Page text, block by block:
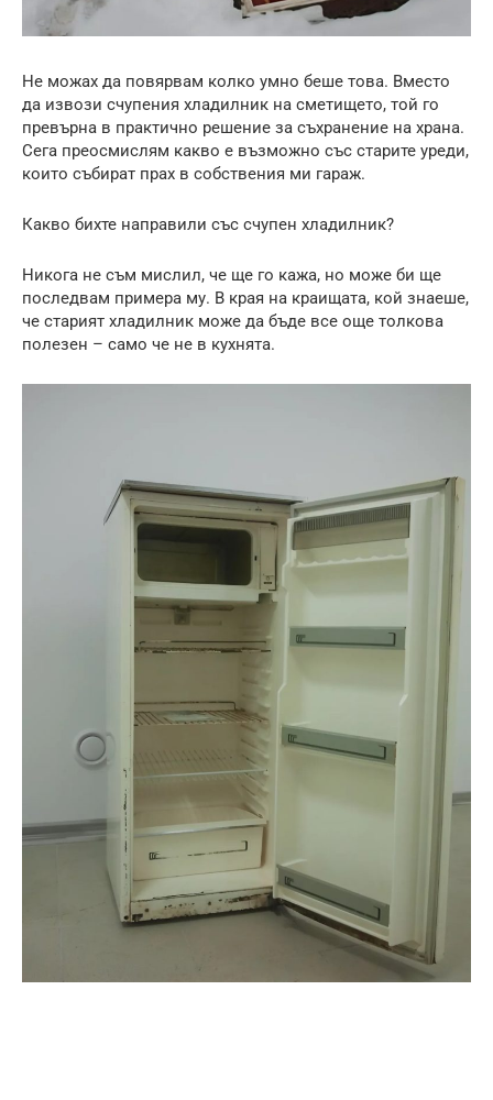
Не можах да повярвам колко умно беше това. Вместо
да извози счупения хладилник на сметището, той го
превърна в практично решение за съхранение на храна.
Сега преосмислям какво е възможно със старите уреди,
които събират прах в собствения ми гараж.
Какво бихте направили със счупен хладилник?
Никога не съм мислил, че ще го кажа, но може би ще
последвам примера му. В края на краищата, кой знаеше,
че старият хладилник може да бъде все още толкова
полезен – само че не в кухнята.